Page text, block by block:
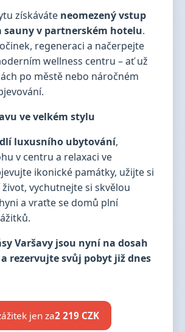
získáváte neomezený vstup
sauny v partnerském hotelu.
regeneraci a načerpejte
wellness centru – ať už
po městě nebo náročném
ve velkém stylu
luxusního ubytování,
v centru a relaxaci ve
ikonické památky, užijte si
vychutnejte si skvělou
a vraťte se domů plní
Varšavy jsou nyní na dosah
rezervujte svůj pobyt již dnes
jen za2 219 CZK